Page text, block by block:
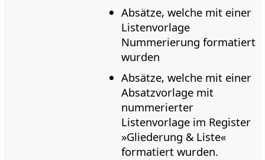
Absätze, welche mit einer
Listenvorlage
Nummerierung formatiert
wurden
Absätze, welche mit einer
Absatzvorlage mit
nummerierter
Listenvorlage im Register
»Gliederung & Liste«
formatiert wurden.